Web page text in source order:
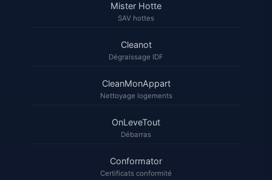
Mister Hotte
SAV hottes
Cleanot
Dégraissage IDF
CleanMonAppart
Nettoyage logements
OnLeveTout
Débarras
Conformator
Certificats conformité